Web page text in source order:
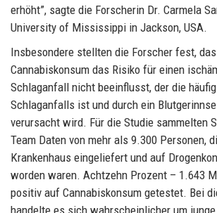
erhöht”, sagte die Forscherin Dr. Carmela
University of Mississippi in Jackson, USA.
Insbesondere stellten die Forscher fest,
Cannabiskonsum das Risiko für einen
Schlaganfall nicht beeinflusst, der die
Schlaganfalls ist und durch ein
verursacht wird. Für die Studie sammelten
Team Daten von mehr als 9.300 Personen,
Krankenhaus eingeliefert und auf
worden waren. Achtzehn Prozent – 1.643
positiv auf Cannabiskonsum getestet. Bei
handelte es sich wahrscheinlicher um